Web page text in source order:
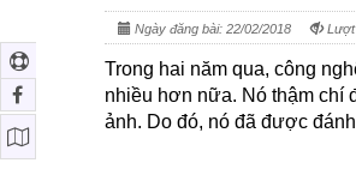
Ngày đăng bài: 22/02/2018 Lượt
Trong hai năm qua, công
nhiều hơn nữa. Nó thậm chí
ảnh. Do đó, nó đã được